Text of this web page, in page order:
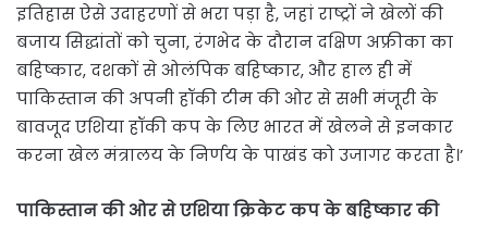
इतिहास ऐसे उदाहरणों से भरा पड़ा है, जहां राष्ट्रों ने खेलों की
बजाय सिद्धांतों को चुना, रंगभेद के दौरान दक्षिण अफ्रीका का
बहिष्कार, दशकों से ओलंपिक बहिष्कार, और हाल ही में
पाकिस्तान की अपनी हॉकी टीम की ओर से सभी मंजूरी के
बावजूद एशिया हॉकी कप के लिए भारत में खेलने से इनकार
करना खेल मंत्रालय के निर्णय के पाखंड को उजागर करता है।’
पाकिस्तान की ओर से एशिया क्रिकेट कप के बहिष्कार की